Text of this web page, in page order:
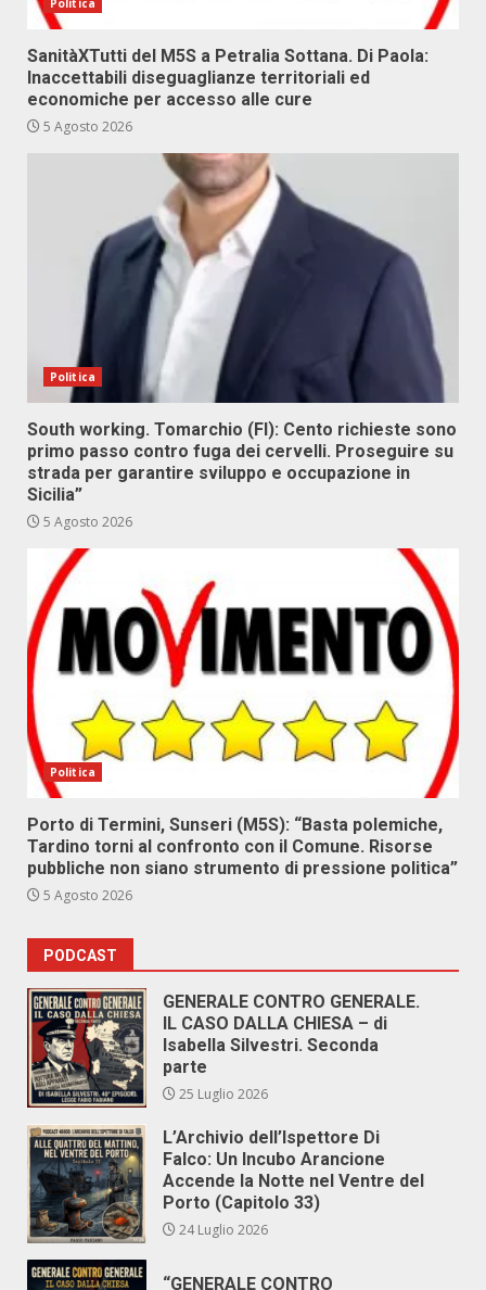
Politica
SanitàXTutti del M5S a Petralia Sottana. Di Paola:
Inaccettabili diseguaglianze territoriali ed
economiche per accesso alle cure
5 Agosto 2026
Politica
South working. Tomarchio (FI): Cento richieste sono
primo passo contro fuga dei cervelli. Proseguire su
strada per garantire sviluppo e occupazione in
Sicilia”
5 Agosto 2026
Politica
Porto di Termini, Sunseri (M5S): “Basta polemiche,
Tardino torni al confronto con il Comune. Risorse
pubbliche non siano strumento di pressione politica”
5 Agosto 2026
PODCAST
GENERALE CONTRO GENERALE.
IL CASO DALLA CHIESA – di
Isabella Silvestri. Seconda
parte
25 Luglio 2026
L’Archivio dell’Ispettore Di
Falco: Un Incubo Arancione
Accende la Notte nel Ventre del
Porto (Capitolo 33)
24 Luglio 2026
“GENERALE CONTRO